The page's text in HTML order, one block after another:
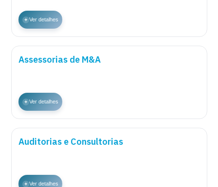
+ Ver detalhes
Assessorias de M&A
+ Ver detalhes
Auditorias e Consultorias
+ Ver detalhes